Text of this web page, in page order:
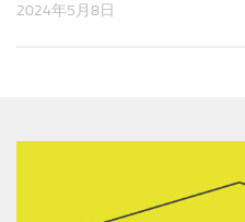
2024年5月8日